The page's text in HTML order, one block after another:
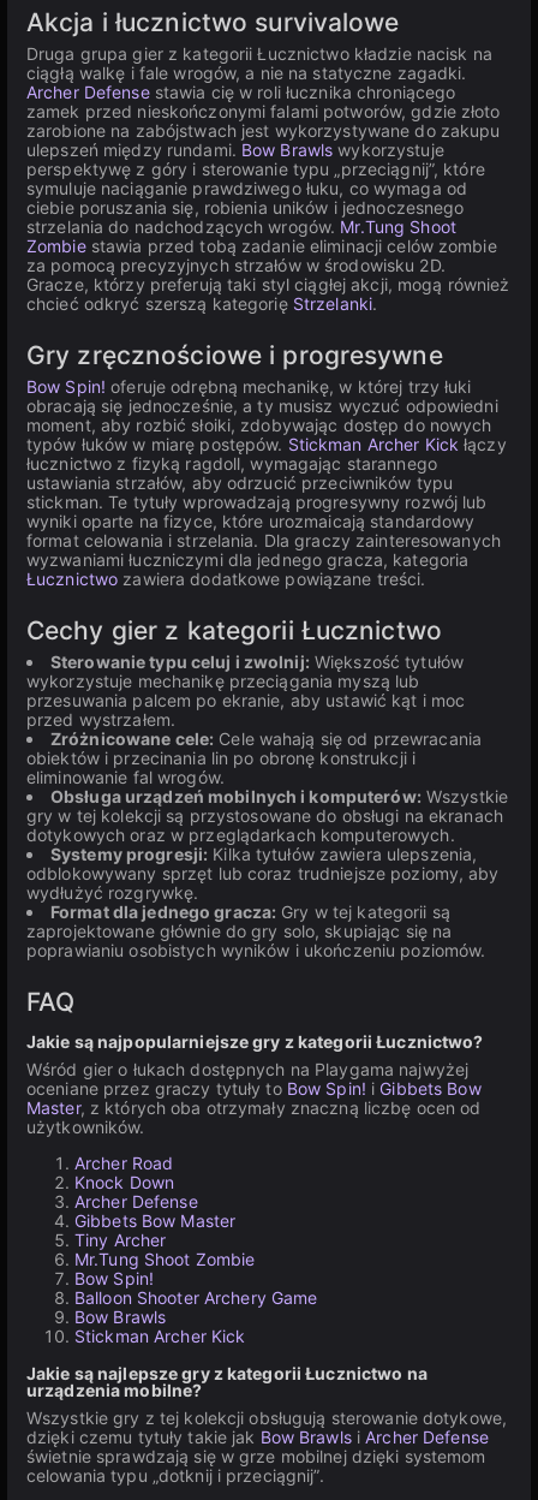
Akcja i łucznictwo survivalowe
Druga grupa gier z kategorii Łucznictwo kładzie nacisk na
ciągłą walkę i fale wrogów, a nie na statyczne zagadki.
Archer Defensestawia cię w roli łucznika chroniącego
zamek przed nieskończonymi falami potworów, gdzie złoto
zarobione na zabójstwach jest wykorzystywane do zakupu
ulepszeń między rundami. Bow Brawls wykorzystuje
perspektywę z góry i sterowanie typu „przeciągnij”, które
symuluje naciąganie prawdziwego łuku, co wymaga od
ciebie poruszania się, robienia uników i jednoczesnego
strzelania do nadchodzących wrogów. Mr.Tung Shoot
Zombiestawia przed tobą zadanie eliminacji celów zombie
za pomocą precyzyjnych strzałów w środowisku 2D.
Gracze, którzy preferują taki styl ciągłej akcji, mogą również
chcieć odkryć szerszą kategorię Strzelanki.
Gry zręcznościowe i progresywne
Bow Spin! oferuje odrębną mechanikę, w której trzy łuki
obracają się jednocześnie, a ty musisz wyczuć odpowiedni
moment, aby rozbić słoiki, zdobywając dostęp do nowych
typów łuków w miarę postępów. Stickman Archer Kick łączy
łucznictwo z fizyką ragdoll, wymagając starannego
ustawiania strzałów, aby odrzucić przeciwników typu
stickman. Te tytuły wprowadzają progresywny rozwój lub
wyniki oparte na fizyce, które urozmaicają standardowy
format celowania i strzelania. Dla graczy zainteresowanych
wyzwaniami łuczniczymi dla jednego gracza, kategoria
Łucznictwo zawiera dodatkowe powiązane treści.
Cechy gier z kategorii Łucznictwo
Sterowanie typu celuj i zwolnij: Większość tytułów
wykorzystuje mechanikę przeciągania myszą lub
przesuwania palcem po ekranie, aby ustawić kąt i moc
przed wystrzałem.
Zróżnicowane cele: Cele wahają się od przewracania
obiektów i przecinania lin po obronę konstrukcji i
eliminowanie fal wrogów.
Obsługa urządzeń mobilnych i komputerów: Wszystkie
gry w tej kolekcji są przystosowane do obsługi na ekranach
dotykowych oraz w przeglądarkach komputerowych.
Systemy progresji: Kilka tytułów zawiera ulepszenia,
odblokowywany sprzęt lub coraz trudniejsze poziomy, aby
wydłużyć rozgrywkę.
Format dla jednego gracza: Gry w tej kategorii są
zaprojektowane głównie do gry solo, skupiając się na
poprawianiu osobistych wyników i ukończeniu poziomów.
FAQ
Jakie są najpopularniejsze gry z kategorii Łucznictwo?
Wśród gier o łukach dostępnych na Playgama najwyżej
oceniane przez graczy tytuły to Bow Spin! i Gibbets Bow
Master, z których oba otrzymały znaczną liczbę ocen od
użytkowników.
Archer Road
Knock Down
Archer Defense
Gibbets Bow Master
Tiny Archer
Mr.Tung Shoot Zombie
Bow Spin!
Balloon Shooter Archery Game
Bow Brawls
Stickman Archer Kick
Jakie są najlepsze gry z kategorii Łucznictwo na
urządzenia mobilne?
Wszystkie gry z tej kolekcji obsługują sterowanie dotykowe,
dzięki czemu tytuły takie jak Bow BrawlsiArcher Defense
świetnie sprawdzają się w grze mobilnej dzięki systemom
celowania typu „dotknij i przeciągnij”.